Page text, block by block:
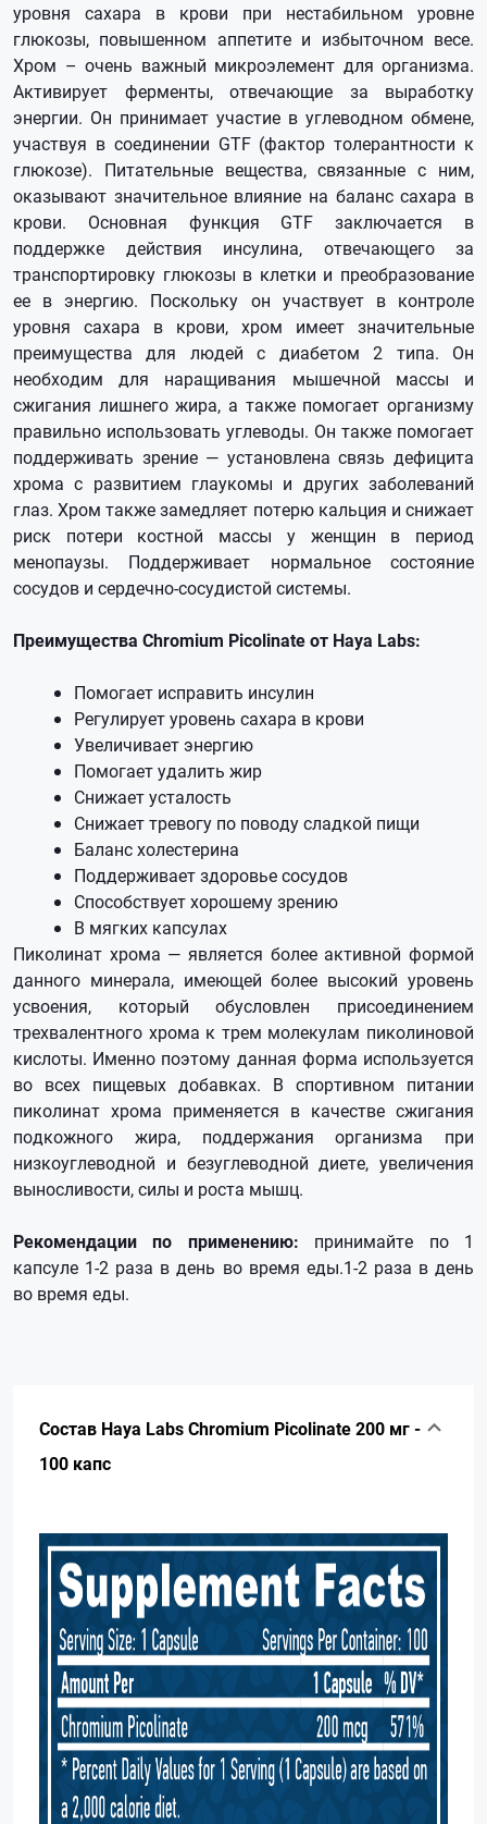
уровня сахара в крови при нестабильном уровне
глюкозы, повышенном аппетите и избыточном весе.
Хром – очень важный микроэлемент для организма.
Активирует ферменты, отвечающие за выработку
энергии. Он принимает участие в углеводном обмене,
участвуя в соединении GTF (фактор толерантности к
глюкозе). Питательные вещества, связанные с ним,
оказывают значительное влияние на баланс сахара в
крови. Основная функция GTF заключается в
поддержке действия инсулина, отвечающего за
транспортировку глюкозы в клетки и преобразование
ее в энергию. Поскольку он участвует в контроле
уровня сахара в крови, хром имеет значительные
преимущества для людей с диабетом 2 типа. Он
необходим для наращивания мышечной массы и
сжигания лишнего жира, а также помогает организму
правильно использовать углеводы. Он также помогает
поддерживать зрение — установлена связь дефицита
хрома с развитием глаукомы и других заболеваний
глаз. Хром также замедляет потерю кальция и снижает
риск потери костной массы у женщин в период
менопаузы. Поддерживает нормальное состояние
сосудов и сердечно-сосудистой системы.
Преимущества Chromium Picolinate от Haya Labs:
Помогает исправить инсулин
Регулирует уровень сахара в крови
Увеличивает энергию
Помогает удалить жир
Снижает усталость
Снижает тревогу по поводу сладкой пищи
Баланс холестерина
Поддерживает здоровье сосудов
Способствует хорошему зрению
В мягких капсулах
Пиколинат хрома — является более активной формой
данного минерала, имеющей более высокий уровень
усвоения, который обусловлен присоединением
трехвалентного хрома к трем молекулам пиколиновой
кислоты. Именно поэтому данная форма используется
во всех пищевых добавках. В спортивном питании
пиколинат хрома применяется в качестве сжигания
подкожного жира, поддержания организма при
низкоуглеводной и безуглеводной диете, увеличения
выносливости, силы и роста мышц.
Рекомендации по применению: принимайте по 1
капсуле 1-2 раза в день во время еды.1-2 раза в день
во время еды.
Состав Haya Labs Chromium Picolinate 200 мг -
100 капс